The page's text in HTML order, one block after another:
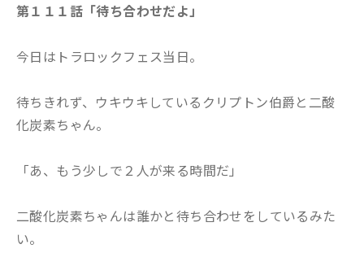
第１１１話「待ち合わせだよ」
今日はトラロックフェス当日。
待ちきれず、ウキウキしているクリプトン伯爵と二酸
化炭素ちゃん。
「あ、もう少しで２人が来る時間だ」
二酸化炭素ちゃんは誰かと待ち合わせをしているみた
い。